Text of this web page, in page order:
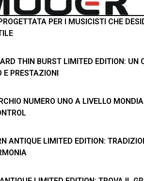
PER I MUSICISTI CHE
THIN BURST LIMITED EDITION: UN
E PRESTAZIONI
NUMERO UNO A LIVELLO
ANTIQUE LIMITED EDITION: